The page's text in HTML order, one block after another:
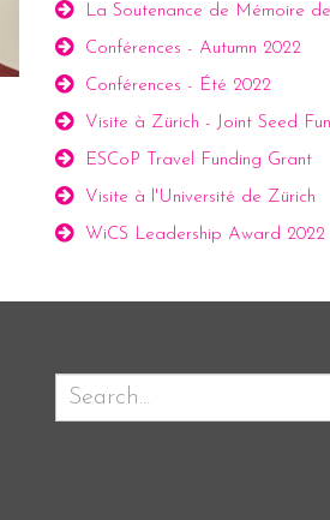
La Soutenance de Mémoire
Conférences - Autumn 2022
Conférences - Été 2022
Visite à Zürich - Joint Seed
ESCoP Travel Funding Grant
Visite à l'Université de Zürich
WiCS Leadership Award 2022